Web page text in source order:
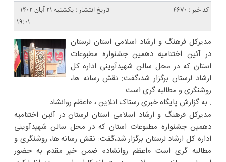
کد خبر : 4670
تاریخ انتشار : یکشنبه ۲۱ آبان ۱۴۰۲ -
۱۹:۰۱
مدیرکل فرهنگ و ارشاد اسلامی استان لرستان
در آئین اختتامیه دهمین جشنواره مطبوعات
استان که در محل سالن شهیدآوینی اداره کل
ارشاد لرستان برگزار شد،گفت: نقش رسانه ها،
روشنگری و مطالبه گری است
. به گزارش پایگاه خبری رستاک انلاین ، «اعظم روانشاد
مدیرکل فرهنگ و ارشاد اسلامی استان لرستان در آئین اختتامیه
دهمین جشنواره مطبوعات استان که در محل سالن شهیدآوینی
اداره کل ارشاد لرستان برگزار شد،گفت: نقش رسانه ها، روشنگری و
مطالبه گری است «اعظم روانشاد» ضمن خیر مقدم به حضور